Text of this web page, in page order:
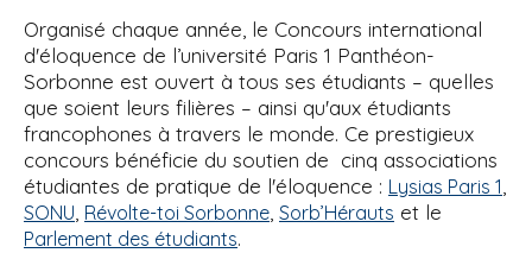
Organisé chaque année, le Concours international
d'éloquence de l’université Paris 1 Panthéon-
Sorbonne est ouvert à tous ses étudiants – quelles
que soient leurs filières – ainsi qu'aux étudiants
francophones à travers le monde. Ce prestigieux
concours bénéficie du soutien de cinq associations
étudiantes de pratique de l'éloquence : Lysias Paris 1
SONU Révolte-toi Sorbonne Sorb’Hérauts et le
Parlement des étudiants.